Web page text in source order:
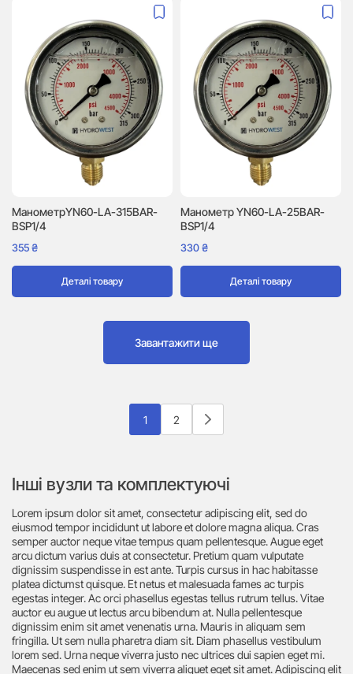
МанометрYN60-LA-315BAR-
BSP1/4
355₴
Деталі товару
Манометр YN60-LA-25BAR-
BSP1/4
330₴
Деталі товару
Завантажити ще
1 2
Інші вузли та комплектуючі
Lorem ipsum dolor sit amet, consectetur adipiscing elit, sed do
eiusmod tempor incididunt ut labore et dolore magna aliqua. Cras
semper auctor neque vitae tempus quam pellentesque. Augue eget
arcu dictum varius duis at consectetur. Pretium quam vulputate
dignissim suspendisse in est ante. Turpis cursus in hac habitasse
platea dictumst quisque. Et netus et malesuada fames ac turpis
egestas integer. Ac orci phasellus egestas tellus rutrum tellus. Vitae
auctor eu augue ut lectus arcu bibendum at. Nulla pellentesque
dignissim enim sit amet venenatis urna. Mauris in aliquam sem
fringilla. Ut sem nulla pharetra diam sit. Diam phasellus vestibulum
lorem sed. Urna neque viverra justo nec ultrices dui sapien eget mi.
Maecenas sed enim ut sem viverra aliquet eget sit amet. Adipiscing elit